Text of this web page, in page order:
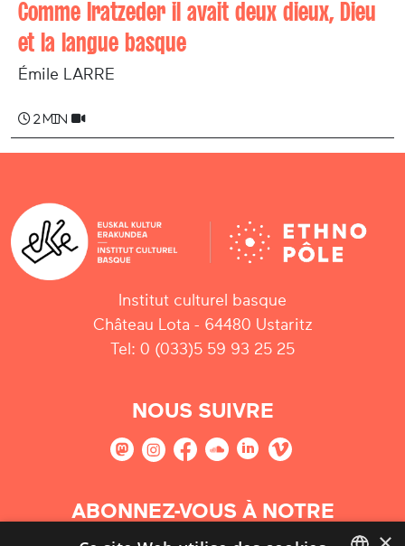
Comme Iratzeder il avait deux dieux, Dieu
et la langue basque
Émile LARRE
2 min
Institut culturel basque
Château Lota - 64480 Ustaritz
Tel: 0 (033)5 59 93 25 25
NOUS SUIVRE
ABONNEZ-VOUS À NOTRE
NEWSLETTER